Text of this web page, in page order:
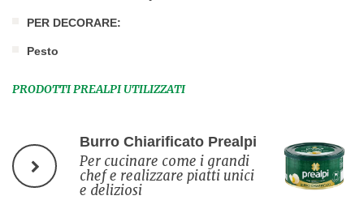
PER DECORARE:
Pesto
PRODOTTI PREALPI UTILIZZATI
Burro Chiarificato Prealpi
Per cucinare come i grandi
chef e realizzare piatti unici
e deliziosi